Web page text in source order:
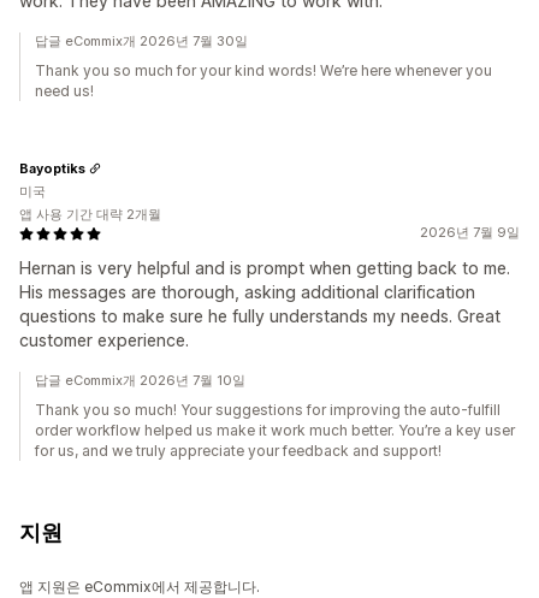
답글 eCommix개 2026년 7월 30일
Thank you so much for your kind words! We’re here whenever you
need us!
2026년 7월 9일
Hernan is very helpful and is prompt when getting back to me.
His messages are thorough, asking additional clarification
questions to make sure he fully understands my needs. Great
customer experience.
Bayoptiks
미국
앱 사용 기간 대략 2개월
답글 eCommix개 2026년 7월 10일
Thank you so much! Your suggestions for improving the auto-fulfill
order workflow helped us make it work much better. You’re a key user
for us, and we truly appreciate your feedback and support!
지원
앱 지원은 eCommix에서 제공합니다.